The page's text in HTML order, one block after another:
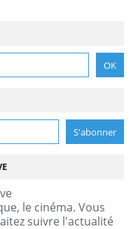
le cinéma. Vous
suivre l'actualité